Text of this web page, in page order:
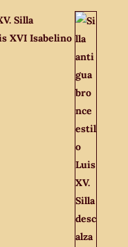
Silla
XVI Isabelino